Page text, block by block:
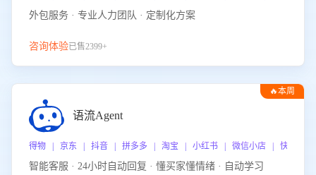
外包服务 · 专业人力团队 · 定制化方案
咨询体验已售2399+
🔥本周
语流Agent
得物 | 京东 | 抖音 | 拼多多 | 淘宝 | 小红书 | 微信小店 | 快手 |
智能客服 · 24小时自动回复 · 懂买家懂情绪 · 自动学习